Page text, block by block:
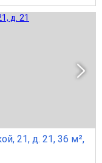
21, д. 21, 36 м²,